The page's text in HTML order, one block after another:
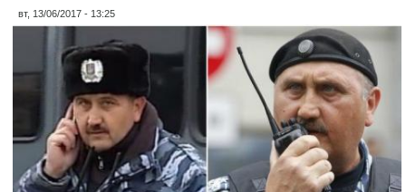
вт, 13/06/2017 - 13:25